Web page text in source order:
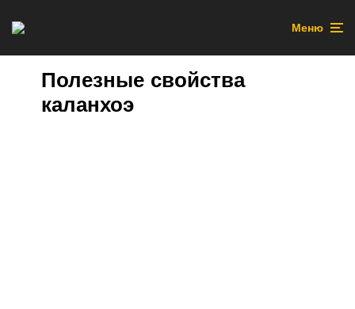
Меню
Полезные свойства
каланхоэ